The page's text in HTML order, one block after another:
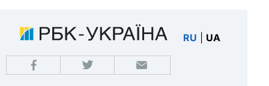
RU UA